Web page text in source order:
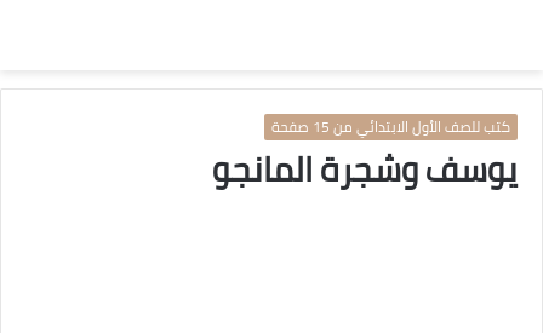
كتب للصف الأول الابتدائي من 15 صفحة
يوسف وشجرة المانجو